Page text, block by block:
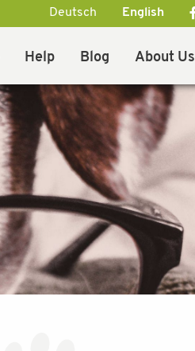
Deutsch English
Help Blog About Us